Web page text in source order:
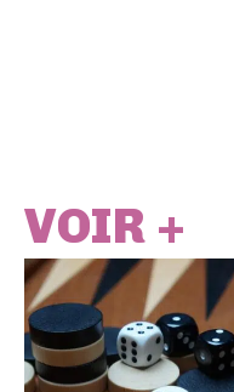
VOIR +